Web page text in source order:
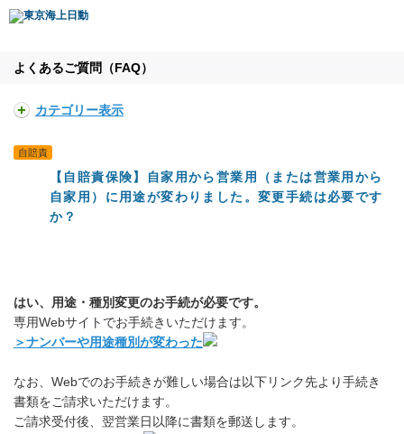
よくあるご質問（FAQ）
カテゴリー表示
自賠責
【自賠責保険】自家用から営業用（または営業用から
自家用）に用途が変わりました。変更手続は必要です
か？
はい、用途・種別変更のお手続が必要です。
専用Webサイトでお手続きいただけます。
＞ナンバーや用途種別が変わった
なお、Webでのお手続きが難しい場合は以下リンク先より手続き
書類をご請求いただけます。
ご請求受付後、翌営業日以降に書類を郵送します。